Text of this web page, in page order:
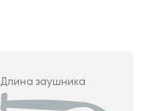
Длина заушника